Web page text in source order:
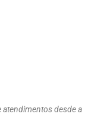
atendimentos desde a